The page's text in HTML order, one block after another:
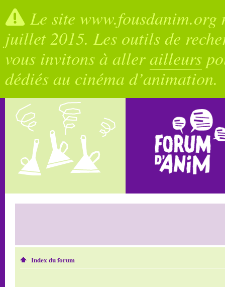
Le site
juillet 2015. Les outils de
vous invitons à allerailleurs
dédiés au cinéma d’animation.
Index du forum